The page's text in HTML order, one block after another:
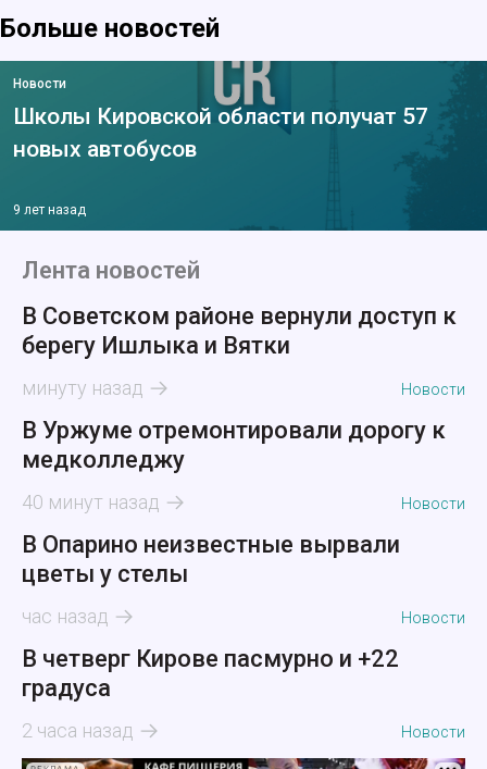
Больше новостей
Новости
Школы Кировской области получат 57
новых автобусов
9 лет назад
Лента новостей
В Советском районе вернули доступ к
берегу Ишлыка и Вятки
минуту назад Новости
В Уржуме отремонтировали дорогу к
медколледжу
40 минут назад Новости
В Опарино неизвестные вырвали
цветы у стелы
час назад Новости
В четверг Кирове пасмурно и +22
градуса
2 часа назад Новости